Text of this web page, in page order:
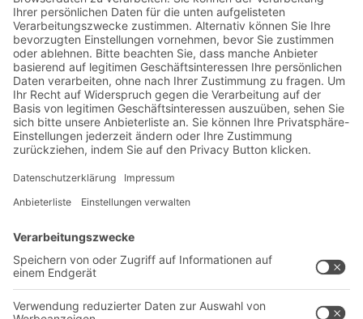
Jetzt beim BITO Newsletter
anmelden:
Lager- & Logistiknews
Exklusive Rabatte
Neuheiten
Newsletter abonnieren
Lösungen
Intralogistiklösungen
Behältersysteme
Regalsysteme
Kontaktformular